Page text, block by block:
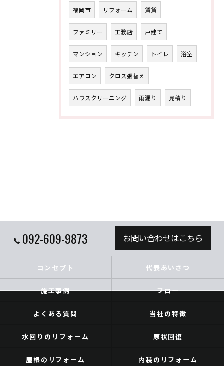
福岡市 リフォーム 賃貸
ファミリー 工務店 戸建て
マンション キッチン トイレ 浴室
エアコン クロス張替え
ハウスクリーニング 雨漏り 見積り
092-609-9873 お問い合わせはこちら
コンセプト 代表あいさつ
施工事例 フロー
よくある質問 当社の特徴
水回りのリフォーム 原状回復
屋根のリフォーム 内装のリフォーム